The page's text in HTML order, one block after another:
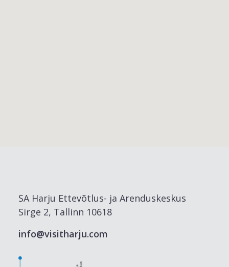
SA Harju Ettevõtlus- ja Arenduskeskus
Sirge 2, Tallinn 10618
info@visitharju.com